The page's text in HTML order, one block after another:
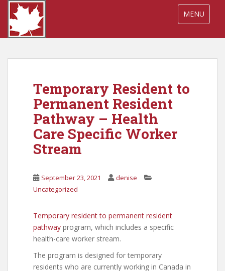
p
TOGGLE
MENU
Temporary Resident to
Permanent Resident
Pathway – Health
Care Specific Worker
Stream
September 23, 2021
denise
Uncategorized
Temporary resident to permanent resident
pathway program, which includes a specific
health-care worker stream.
The program is designed for temporary
residents who are currently working in Canada in